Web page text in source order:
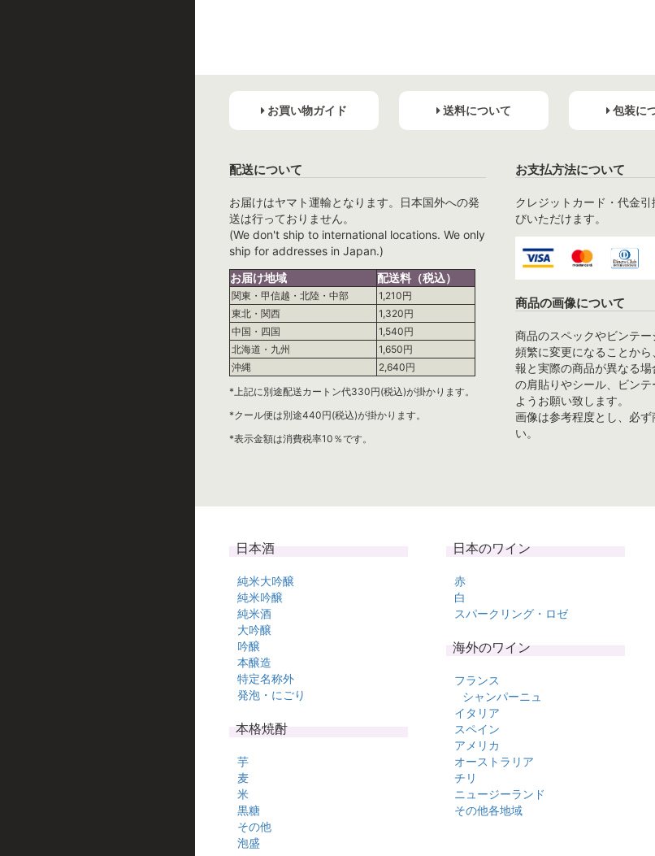
お買い物ガイド 送料について 包装に
配送について
お届けはヤマト運輸となります。日本国外への発
送は行っておりません。
(We don't ship to international locations. We only
ship for addresses in Japan.)
お届け地域
配送料（税込）
関東・甲信越・北陸・中部
1,210円
東北・関西
1,320円
中国・四国
1,540円
北海道・九州
1,650円
沖縄
2,640円
*上記に別途配送カートン代330円(税込)が掛かります。
*クール便は別途440円(税込)が掛かります。
*表示金額は消費税率10％です。
お支払方法について
クレジットカード・代金
びいただけます。
商品の画像について
商品のスペックやビンテ
頻繁に変更になることか
報と実際の商品が異なる
の肩貼りやシール、ビン
ようお願い致します。
画像は参考程度とし、必
い。
日本酒
純米大吟醸
純米吟醸
純米酒
大吟醸
吟醸
本醸造
特定名称外
発泡・にごり
本格焼酎
芋
麦
米
黒糖
その他
泡盛
日本のワイン
赤
白
スパークリング・ロゼ
海外のワイン
フランス
シャンパーニュ
イタリア
スペイン
アメリカ
オーストラリア
チリ
ニュージーランド
その他各地域